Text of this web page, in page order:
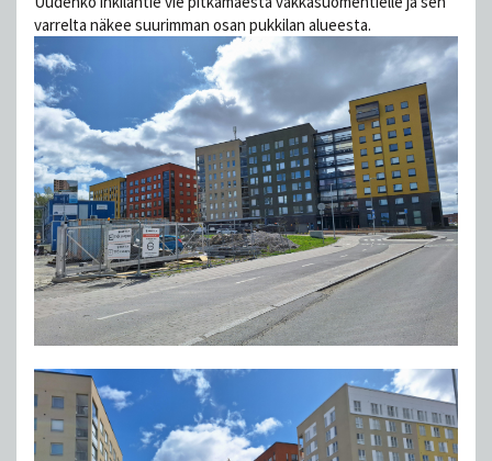
varrelta näkee suurimman osan pukkilan alueesta.